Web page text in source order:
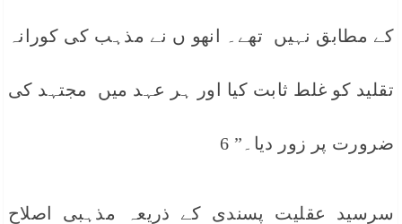
کے مطابق نہیں تھے۔ انھو ں نے مذہب کی کورانہ
تقلید کو غلط ثابت کیا اور ہر عہد میں مجتہد کی
ضرورت پر زور دیا۔” 6
سرسید عقلیت پسندی کے ذریعہ مذہبی اصلاح